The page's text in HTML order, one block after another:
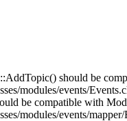
should be
modules/events/
be compatible with
modules/events/